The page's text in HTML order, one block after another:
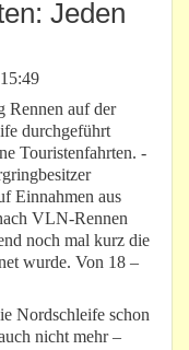
Jeden
Rennen auf der
durchgeführt
Touristenfahrten. -
Einnahmen aus
VLN-Rennen
noch mal kurz die
wurde. Von 18 –
Nordschleife schon
nicht mehr –